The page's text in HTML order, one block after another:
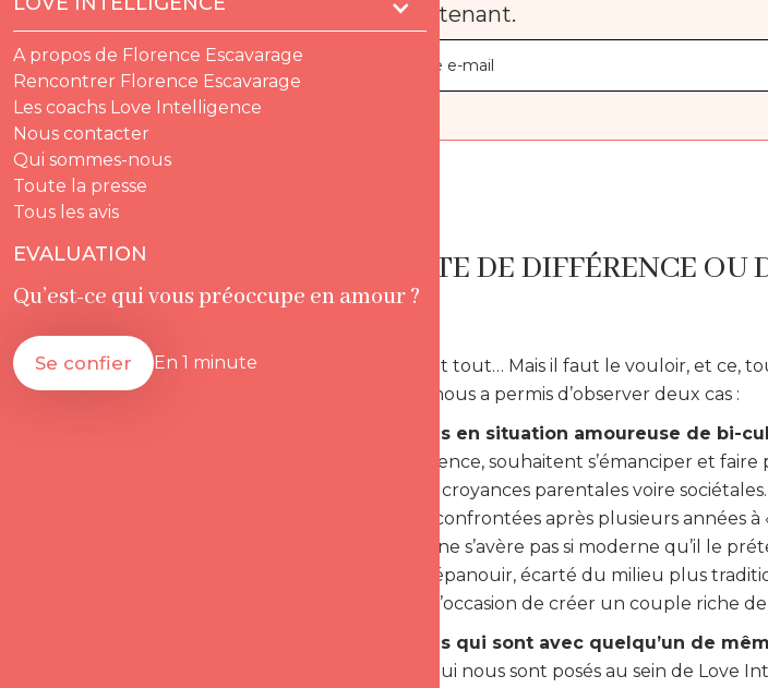
A propos de Florence Escavarage
Rencontrer Florence Escavarage
Les coachs Love Intelligence
Nous contacter
Qui sommes-nous
Toute la presse
Tous les avis
EVALUATION
Qu’est-ce qui vous préoccupe en amour ?
Se confier En 1 minute
maintenant.
LA QUÊTE DE DIFFÉRENCE
AMOUR
L’amour peut tout… Mais il faut le vouloir, et ce,
expérience nous a permis d’observer deux cas :
Les femmes en situation amoureuse de bi-
Love Intelligence, souhaitent s’émanciper et
contrer » les croyances parentales voire
sont parfois confrontées après plusieurs années
conjoint qui ne s’avère pas si moderne qu’il le
s’est, pour s’épanouir, écarté du milieu plus
se donnent l’occasion de créer un couple riche de
Les femmes qui sont avec quelqu’un de
problèmes qui nous sont posés au sein de Love